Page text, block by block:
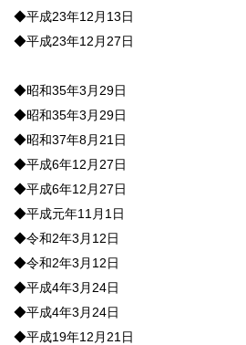
◆平成23年12月13日
◆平成23年12月27日
◆昭和35年3月29日
◆昭和35年3月29日
◆昭和37年8月21日
◆平成6年12月27日
◆平成6年12月27日
◆平成元年11月1日
◆令和2年3月12日
◆令和2年3月12日
◆平成4年3月24日
◆平成4年3月24日
◆平成19年12月21日